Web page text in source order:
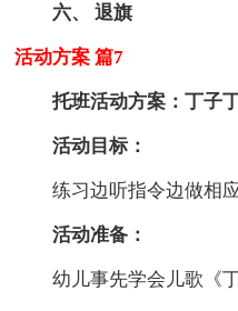
六、 退旗
活动方案 篇7
托班活动方案：丁子
活动目标：
练习边听指令边做相应
活动准备：
幼儿事先学会儿歌《丁